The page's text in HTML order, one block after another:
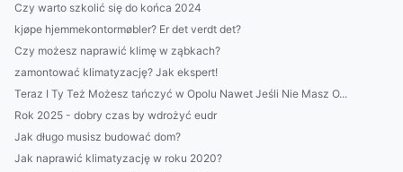
Czy warto szkolić się do końca 2024
kjøpe hjemmekontormøbler? Er det verdt det?
Czy możesz naprawić klimę w ząbkach?
zamontować klimatyzację? Jak ekspert!
Teraz I Ty Też Możesz tańczyć w Opolu Nawet Jeśli Nie Masz O...
Rok 2025 - dobry czas by wdrożyć eudr
Jak długo musisz budować dom?
Jak naprawić klimatyzację w roku 2020?